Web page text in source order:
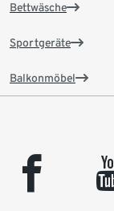
Bettwäsche
Sportgeräte
Balkonmöbel
facebook